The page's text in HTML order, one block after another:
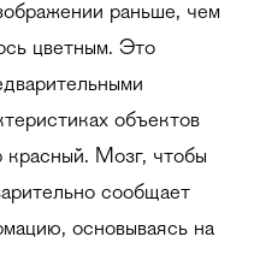
раньше, чем
цветным. Это
объектов
Мозг, чтобы
сообщает
основываясь на